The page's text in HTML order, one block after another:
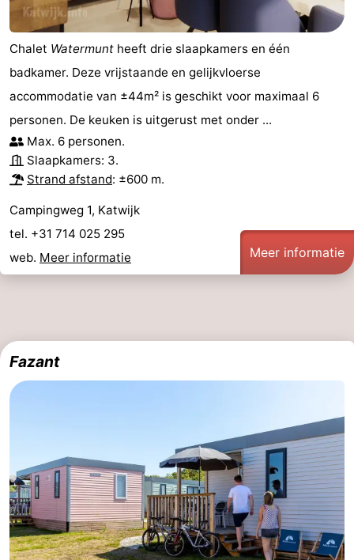
Chalet Watermunt heeft drie slaapkamers en één
badkamer. Deze vrijstaande en gelijkvloerse
accommodatie van ±44m² is geschikt voor maximaal 6
personen. De keuken is uitgerust met onder ...
Max. 6 personen.
Slaapkamers: 3.
Strand afstand: ±600 m.
Campingweg 1, Katwijk
tel. +31 714 025 295
web. Meer informatie Meer informatie
Fazant